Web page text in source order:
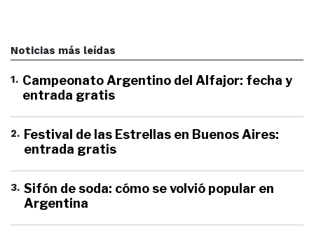
Noticias más leídas
1. Campeonato Argentino del Alfajor: fecha y
entrada gratis
2. Festival de las Estrellas en Buenos Aires:
entrada gratis
3. Sifón de soda: cómo se volvió popular en
Argentina